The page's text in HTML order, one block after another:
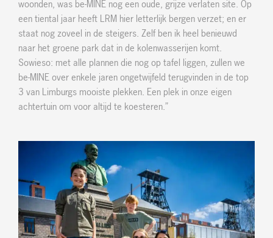
woonden, was be-MINE nog een oude, grijze verlaten site. Op
een tiental jaar heeft LRM hier letterlijk bergen verzet; en er
staat nog zoveel in de steigers. Zelf ben ik heel benieuwd
naar het groene park dat in de kolenwasserijen komt.
Sowieso: met alle plannen die nog op tafel liggen, zullen we
be-MINE over enkele jaren ongetwijfeld terugvinden in de top
3 van Limburgs mooiste plekken. Een plek in onze eigen
achtertuin om voor altijd te koesteren.”